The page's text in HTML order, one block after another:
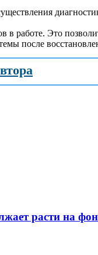
работе. Это
после
расти на